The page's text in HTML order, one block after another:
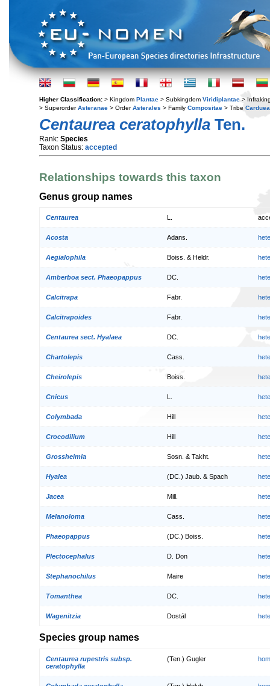
Higher Classification: > Kingdom Plantae > Subkingdom Viridiplantae >
> SuperorderAsteranae > OrderAsterales > Family Compositae > Tribe
Centaurea ceratophylla Ten.
Rank: Species
Taxon Status: accepted
Relationships towards this taxon
Genus group names
Centaurea
Acosta Adans.
Aegialophila Boiss. & Heldr.
Amberboa sect. Phaeopappus DC.
Calcitrapa Fabr.
Calcitrapoides Fabr.
Centaurea sect. Hyalaea DC.
Chartolepis Cass.
Cheirolepis Boiss.
Cnicus
Colymbada Hill
Crocodilium Hill
Grossheimia Sosn. & Takht.
Hyalea (DC.) Jaub. & Spach
Jacea Mill.
Melanoloma Cass.
Phaeopappus (DC.) Boiss.
Plectocephalus D. Don
Stephanochilus Maire
Tomanthea DC.
Wagenitzia Dostál
Species group names
Centaurea rupestris subsp.
ceratophylla
(Ten.) Gugler